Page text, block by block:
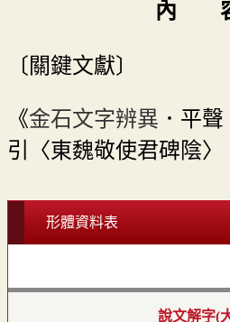
內
〔關鍵文獻〕
《金石文字辨異 ．平
引〈東魏敬使君碑陰〉
形體資料表
說文解字(